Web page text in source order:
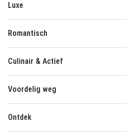
Luxe
Romantisch
Culinair & Actief
Voordelig weg
Ontdek